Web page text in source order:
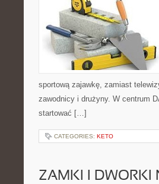
sportową zajawkę, zamiast
zawodnicy i drużyny. W centrum
startować […]
CATEGORIES: KETO
ZAMKI I DWORKI